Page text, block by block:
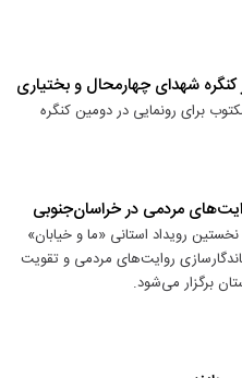
کنگره شهدای چهارمحال و بختیاری
از آماده‌سازی بیش از ۳۰ اثر مکتوب برای رونمایی در دومین کنگره
مردمی در خراسان‌جنوبی
رویداد استانی «ما و خیابان»
روایت‌های مردمی و تقویت
برگزار می‌شود.